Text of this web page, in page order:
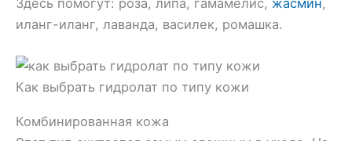
иланг-иланг, лаванда, василек, ромашка.
Как выбрать гидролат по типу кожи
Комбинированная кожа